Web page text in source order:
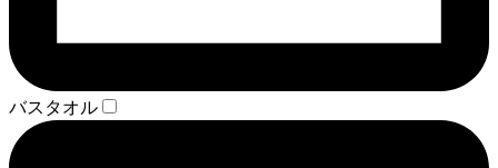
バスタオル